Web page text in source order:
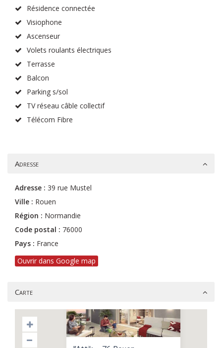
Résidence connectée
Visiophone
Ascenseur
Volets roulants électriques
Terrasse
Balcon
Parking s/sol
TV réseau câble collectif
Télécom Fibre
Adresse
Adresse : 39 rue Mustel
Ville : Rouen
Région : Normandie
Code postal : 76000
Pays : France
Ouvrir dans Google map
Carte